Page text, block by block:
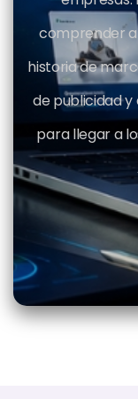
comprender
historia de
de publicidad
para llegar a